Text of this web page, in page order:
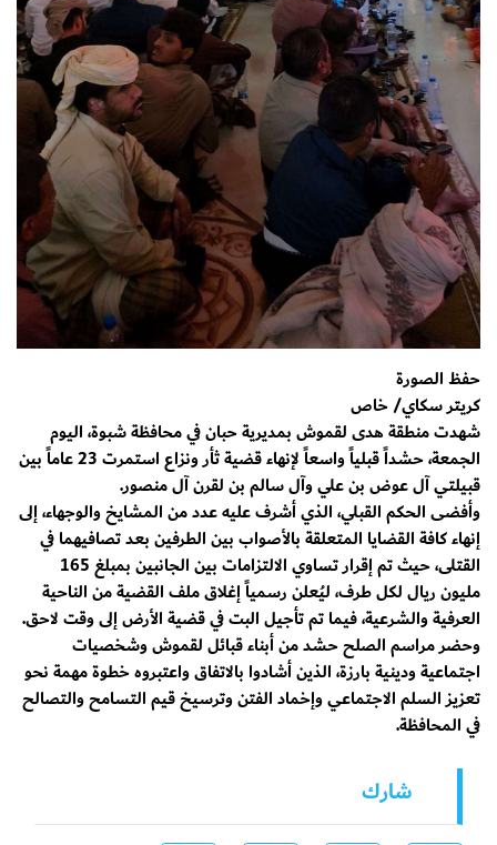
حفظ الصورة
كريتر سكاي/ خاص
شهدت منطقة هدى لقموش بمديرية حبان في محافظة شبوة، اليوم
الجمعة، حشداً قبلياً واسعاً لإنهاء قضية ثأر ونزاع استمرت 23 عاماً بين
قبيلتي آل عوض بن علي وآل سالم بن لقرن آل منصور.
وأفضى الحكم القبلي، الذي أشرف عليه عدد من المشايخ والوجهاء، إلى
إنهاء كافة القضايا المتعلقة بالأصواب بين الطرفين بعد تصافيهما في
القتلى، حيث تم إقرار تساوي الالتزامات بين الجانبين بمبلغ 165
مليون ريال لكل طرف، ليُعلن رسمياً إغلاق ملف القضية من الناحية
العرفية والشرعية، فيما تم تأجيل البت في قضية الأرض إلى وقت لاحق.
وحضر مراسم الصلح حشد من أبناء قبائل لقموش وشخصيات
اجتماعية ودينية بارزة، الذين أشادوا بالاتفاق واعتبروه خطوة مهمة نحو
تعزيز السلم الاجتماعي وإخماد الفتن وترسيخ قيم التسامح والتصالح
في المحافظة.
شارك